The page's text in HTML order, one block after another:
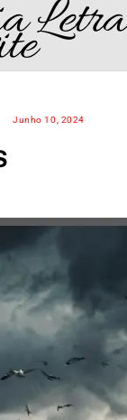
Letra
Junho 10, 2024